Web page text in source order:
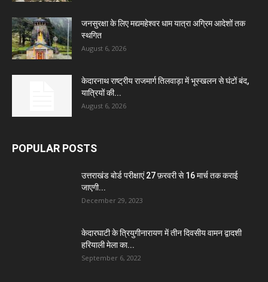
जनसुरक्षा के लिए मद्यमहेश्वर धाम यात्रा अग्रिम आदेशों तक
स्थगित
August 6, 2026
केदारनाथ राष्ट्रीय राजमार्ग तिलवाड़ा में भूस्खलन से घंटों बंद,
यात्रियों की...
August 6, 2026
POPULAR POSTS
उत्तराखंड बोर्ड परीक्षाएं 27 फ़रवरी से 16 मार्च तक कराई
जाएगी...
December 29, 2023
केदारघाटी के त्रियुगीनारायण में तीन दिवसीय वामन द्वादशी
हरियाली मेला का...
September 6, 2022